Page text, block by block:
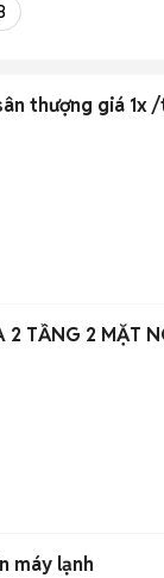
thượng giá 1x
2 TẦNG 2 MẶT
máy lạnh